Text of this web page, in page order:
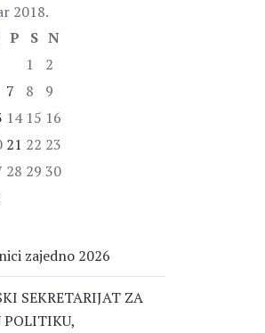
2018.
P S N
1
2
7 8
9
14 15 16
21 22 23
28 29 30
zajedno 2026
SEKRETARIJAT ZA
POLITIKU,